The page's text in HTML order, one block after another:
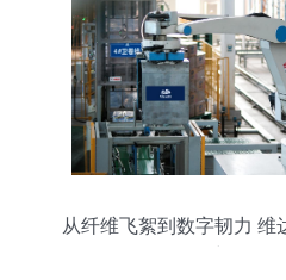
从纤维飞絮到数字韧力 维